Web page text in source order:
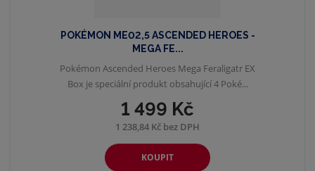
POKÉMON ME02,5 ASCENDED HEROES -
MEGA FE...
1 499 Kč
1 238,84 Kč bez DPH
KOUPIT
Pokémon Ascended Heroes Mega Feraligatr EX
Box je speciální produkt obsahující 4 Poké...